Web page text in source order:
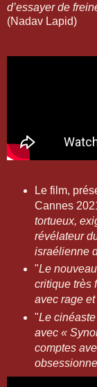
d’essayer de
(Nadav Lapid)
Le film,
Cannes
tortueux,
révélateur
israélienne
"Le
critique très
avec rage
"Le
avec «
comptes
obsessionne